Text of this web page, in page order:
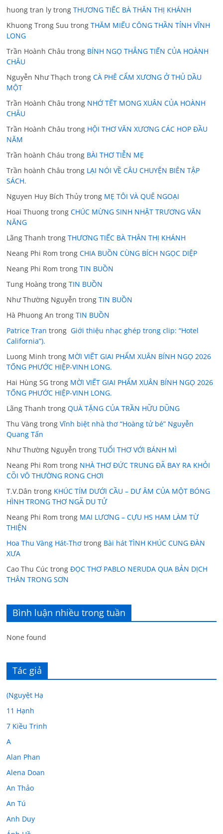
huong tran ly trongTHƯƠNG TIẾC BÀ THÂN THỊ KHÁNH
Khuong Trong Suu trongTHĂM MIẾU CÔNG THẦN TỈNH VĨNH
LONG
Trần Hoành Châu trong BÍNH NGỌ THẲNG TIẾN CỦA HOÀNH
CHÂU
Nguyễn Như Thạch trongCÀ PHÊ CẨM XƯƠNG Ở THỦ DẦU
MỘT
Trần Hoành Châu trong NHỚ TẾT MONG XUÂN CỦA HOÀNH
CHÂU
Trần Hoành Châu trong HỘI THƠ VĂN XƯƠNG CÁC HOP ĐẦU
NĂM
Trần hoành Cháu trong BÀI THƠ TIỄN MẸ
Trần hoành Châu trong LẠI NÓI VỀ CÂU CHUYỆN BIÊN TẬP
SÁCH.
Nguyen Huy Bích Thủy trong MẸ TÔI VÀ QUÊ NGOẠI
Hoai Thuong trongCHÚC MỪNG SINH NHẬT TRƯƠNG VĂN
NĂNG
Lãng Thanh trongTHƯƠNG TIẾC BÀ THÂN THỊ KHÁNH
Neang Phi Rom trongCHIA BUỒN CÙNG BÍCH NGỌC DIỆP
Neang Phi Rom trongTIN BUỒN
Tung Hoàng trongTIN BUỒN
Như Thường Nguyễn trongTIN BUỒN
Hà Phuong An trongTIN BUỒN
Patrice Tran trong Giới thiệu nhạc ghép trong clip: “Hotel
California”).
Luong Minh trong MỜI VIẾT GIAI PHẨM XUÂN BÍNH NGỌ 2026
TỐNG PHƯỚC HIỆP-VINH LONG.
Hai Hùng SG trong MỜI VIẾT GIAI PHẨM XUÂN BÍNH NGỌ 2026
TỐNG PHƯỚC HIỆP-VINH LONG.
Lãng Thanh trongQUÀ TẶNG CỦA TRẦN HỮU DŨNG
Thu Vàng trongVĩnh biệt nhà thơ “Hoàng tử bé” Nguyễn
Quang Tấn
Như Thường Nguyễn trongTUỔI THƠ VỚI BÁNH MÌ
Neang Phi Rom trong NHÀ THƠ ĐỨC TRUNG ĐÃ BAY RA KHỎI
CÕI VÔ THƯỜNG RONG CHƠI
T.V.Dân trong KHÚC TÍM DƯỚI CẦU – DƯ ÂM CỦA MỘT BÓNG
HÌNH TRONG THƠ NGÃ DU TỬ
Neang Phi Rom trong MAI LƯƠNG – CỰU HS HAM LÀM TỪ
THIỆN
Hoa Thu Vàng Hát-Thơ trong Bài hát TÌNH KHÚC CUNG ĐÀN
XƯA
Cao Thu Cúc trongĐỌC THƠ PABLO NERUDA QUA BẢN DỊCH
THÂN TRONG SƠN
Bình luận nhiều trong tuần
None found
Tác giả
(Nguyệt Hạ
11 Hạnh
7 Kiều Trinh
A
Alan Phan
Alena Doan
An Thảo
An Tú
Anh Duy